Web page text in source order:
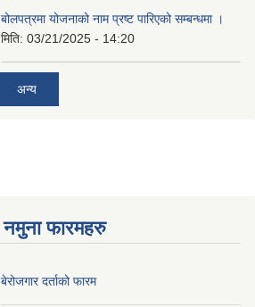
बोलपत्रमा योजनाको नाम प्रष्ट पारिएको सम्बन्धमा ।
मिति: 03/21/2025 - 14:20
अन्य
नमुना फारमहरु
बेरोजगार दर्ताको फारम